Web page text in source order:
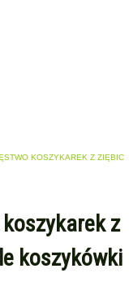
KOSZYKAREK Z ZIĘBIC
z
koszykówki